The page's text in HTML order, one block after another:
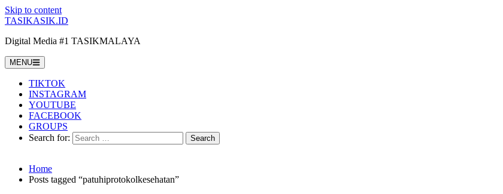
Skip to content
TASIKASIK.ID
Digital Media #1 TASIKMALAYA
MENU
TIKTOK
INSTAGRAM
YOUTUBE
FACEBOOK
GROUPS
Search for:
Home
Posts tagged “patuhiprotokolkesehatan”